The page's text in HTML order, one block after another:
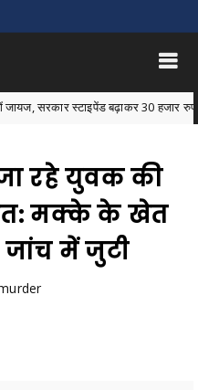
स्टाइपेंड बढ़ाकर 30 हजार रुपये करे:
रहे युवक की
मक्के के खेत
में जुटी